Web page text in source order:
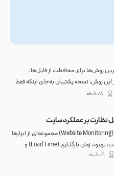
روش‌ها برای محافظت از فایل‌ها،
روش، نسخه پشتیبان به‌جای اینکه فقط
منتقل می‌شود؛ بنابراین خرابی
۱۸ دقیقه
نظارت بر عملکرد سایت
مانیتورینگ سایت چیست؟ مانیتورینگ سایت (Website Monitoring) مجموعه‌ای از ابزارها
و فرآیندهایی است که برای ارزیابی عملکرد سایت، بهبود زمان بارگذاری (Load Time) و
باید درباره مانیتورینگ سایت بدانید...
۱۹ دقیقه